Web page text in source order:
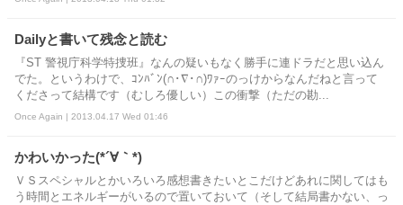
Dailyと書いて残念と読む
『ST 警視庁科学特捜班』なんの疑いもなく勝手に連ドラだと思い込ん
でた。というわけで、ｺﾝﾊﾞﾝ(∩･∇･∩)ﾜｧｰのっけからなんだねと言って
くださって結構です（むしろ優しい）この衝撃（ただの勘...
Once Again | 2013.04.17 Wed 01:46
かわいかった(*´∀｀*)
ＶＳスペシャルとかいろいろ感想書きたいとこだけどあれに関してはも
う時間とエネルギーがいるので置いておいて（そして結局書かない、っ